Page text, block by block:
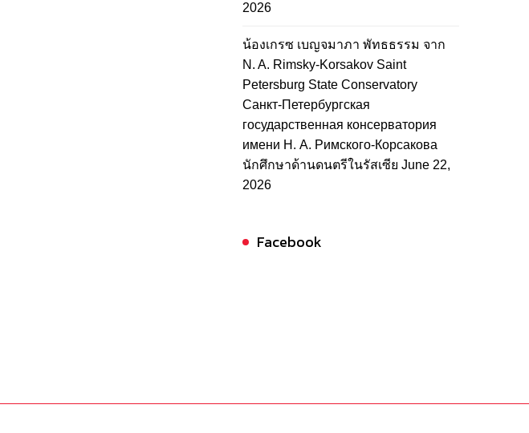
2026
น้องเกรซ เบญจมาภา พัทธธรรม จาก
N. A. Rimsky-Korsakov Saint
Petersburg State Conservatory
Санкт-Петербургская
государственная консерватория
имени Н. А. Римского-Корсакова
นักศึกษาด้านดนตรีในรัสเซีย June 22,
2026
Facebook